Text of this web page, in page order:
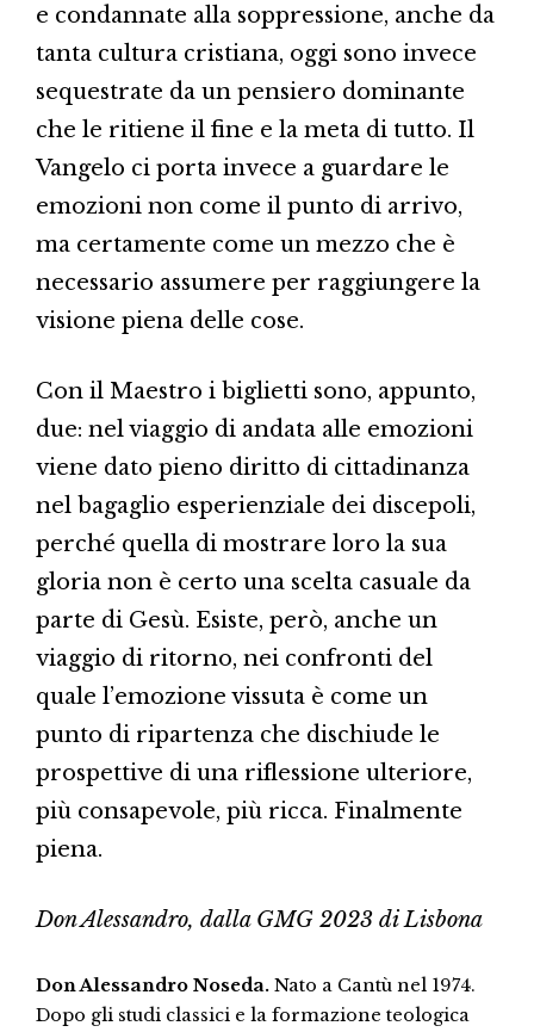
e condannate alla soppressione, anche da
tanta cultura cristiana, oggi sono invece
sequestrate da un pensiero dominante
che le ritiene il fine e la meta di tutto. Il
Vangelo ci porta invece a guardare le
emozioni non come il punto di arrivo,
ma certamente come un mezzo che è
necessario assumere per raggiungere la
visione piena delle cose.
Con il Maestro i biglietti sono, appunto,
due: nel viaggio di andata alle emozioni
viene dato pieno diritto di cittadinanza
nel bagaglio esperienziale dei discepoli,
perché quella di mostrare loro la sua
gloria non è certo una scelta casuale da
parte di Gesù. Esiste, però, anche un
viaggio di ritorno, nei confronti del
quale l’emozione vissuta è come un
punto di ripartenza che dischiude le
prospettive di una riflessione ulteriore,
più consapevole, più ricca. Finalmente
piena.
Don Alessandro, dalla GMG 2023 di Lisbona
Don Alessandro Noseda. Nato a Cantù nel 1974.
Dopo gli studi classici e la formazione teologica